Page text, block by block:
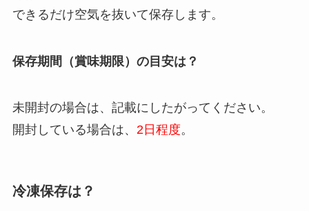
できるだけ空気を抜いて保存します。
保存期間（賞味期限）の目安は？
未開封の場合は、記載にしたがってください。
開封している場合は、 2日程度。
冷凍保存は？